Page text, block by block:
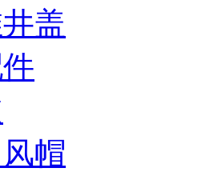
盖
帽